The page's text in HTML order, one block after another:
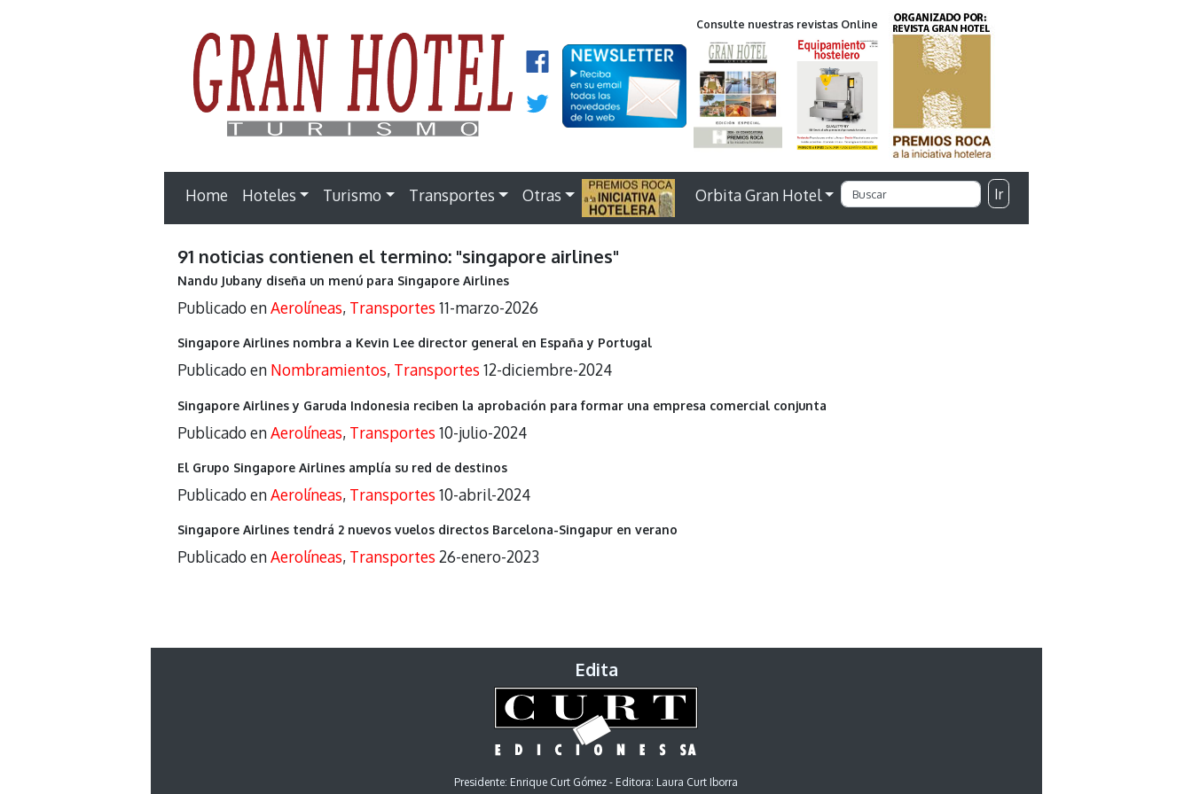
Consulte nuestras revistas Online
Home Hoteles Turismo Transportes Otras . Orbita Gran Hotel Ir
91 noticias contienen el termino: "singapore airlines"
Nandu Jubany diseña un menú para Singapore Airlines
Publicado enAerolíneas, Transportes 11-marzo-2026
Singapore Airlines nombra a Kevin Lee director general en España y Portugal
Publicado en Nombramientos, Transportes 12-diciembre-2024
Singapore Airlines y Garuda Indonesia reciben la aprobación para formar una empresa comercial conjunta
Publicado enAerolíneas, Transportes 10-julio-2024
El Grupo Singapore Airlines amplía su red de destinos
Publicado enAerolíneas, Transportes 10-abril-2024
Singapore Airlines tendrá 2 nuevos vuelos directos Barcelona-Singapur en verano
Publicado enAerolíneas, Transportes 26-enero-2023
Edita
Presidente: Enrique Curt Gómez - Editora: Laura Curt Iborra